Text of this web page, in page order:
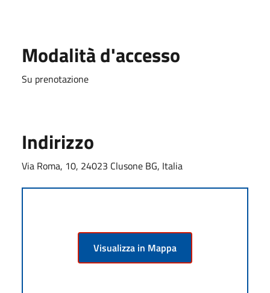
Modalità d'accesso
Su prenotazione
Indirizzo
Via Roma, 10, 24023 Clusone BG, Italia
Visualizza in Mappa